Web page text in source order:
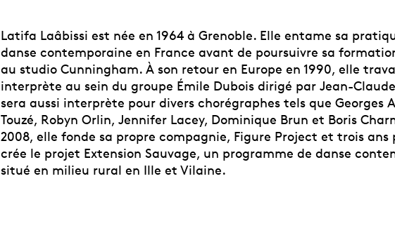
Latifa Laâbissi est née en 1964 à Grenoble. Elle entame sa
danse contemporaine en France avant de poursuivre sa
au studio Cunningham. À son retour en Europe en 1990, elle
interprète au sein du groupe Émile Dubois dirigé par Jean-
sera aussi interprète pour divers chorégraphes tels que Georges
Touzé, Robyn Orlin, Jennifer Lacey, Dominique Brun et Boris
2008, elle fonde sa propre compagnie, Figure Project et trois ans
crée le projet Extension Sauvage, un programme de danse
situé en milieu rural en Ille et Vilaine.